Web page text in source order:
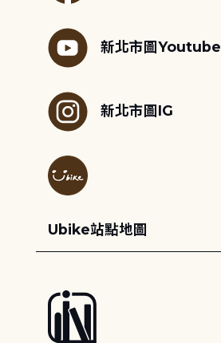
新北市圖Youtube
新北市圖IG
Ubike站點地圖